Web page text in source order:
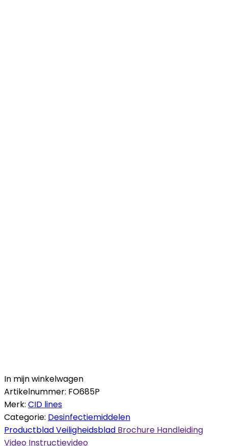
In mijn winkelwagen
Artikelnummer: FO685P
Merk: CID lines
Categorie: Desinfectiemiddelen
ProductbladVeiligheidsblad Brochure Handleiding
Video Instructievideo